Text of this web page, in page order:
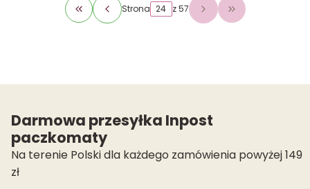
Wróć do pierwszej strony z produktami
Strona z 57 Przejdź do
Darmowa przesyłka Inpost
paczkomaty
Na terenie Polski dla każdego zamówienia powyżej 149
zł